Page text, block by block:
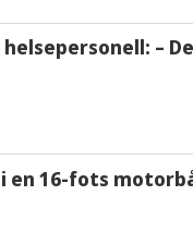
–
en 16-fots